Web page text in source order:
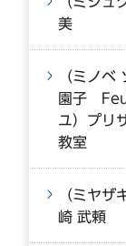
美
（ミノベ
園子
ユ）プリ
教室
（ミヤザ
崎 武頼